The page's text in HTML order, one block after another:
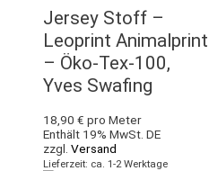
Jersey Stoff –
Leoprint Animalprint
– Öko-Tex-100,
Yves Swafing
18,90 € pro Meter
Enthält 19% MwSt. DE
zzgl. Versand
Lieferzeit: ca. 1-2 Werktage